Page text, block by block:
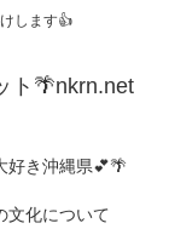
します👍
ト🌴nkrn.net
好き沖縄県💕🌴
文化について